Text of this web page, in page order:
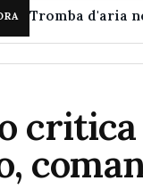
critica